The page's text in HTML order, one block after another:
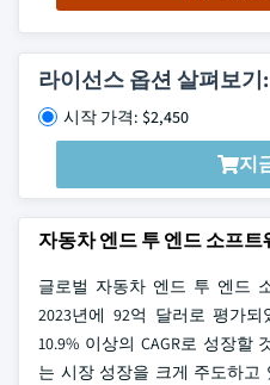
라이선스 옵션 살펴보기:
시작 가격: $2,450
지
자동차 엔드 투 엔드 소프
글로벌 자동차 엔드 투 엔드
2023년에 92억 달러로 평가되
10.9% 이상의 CAGR로 성장할
는 시장 성장을 크게 주도하고